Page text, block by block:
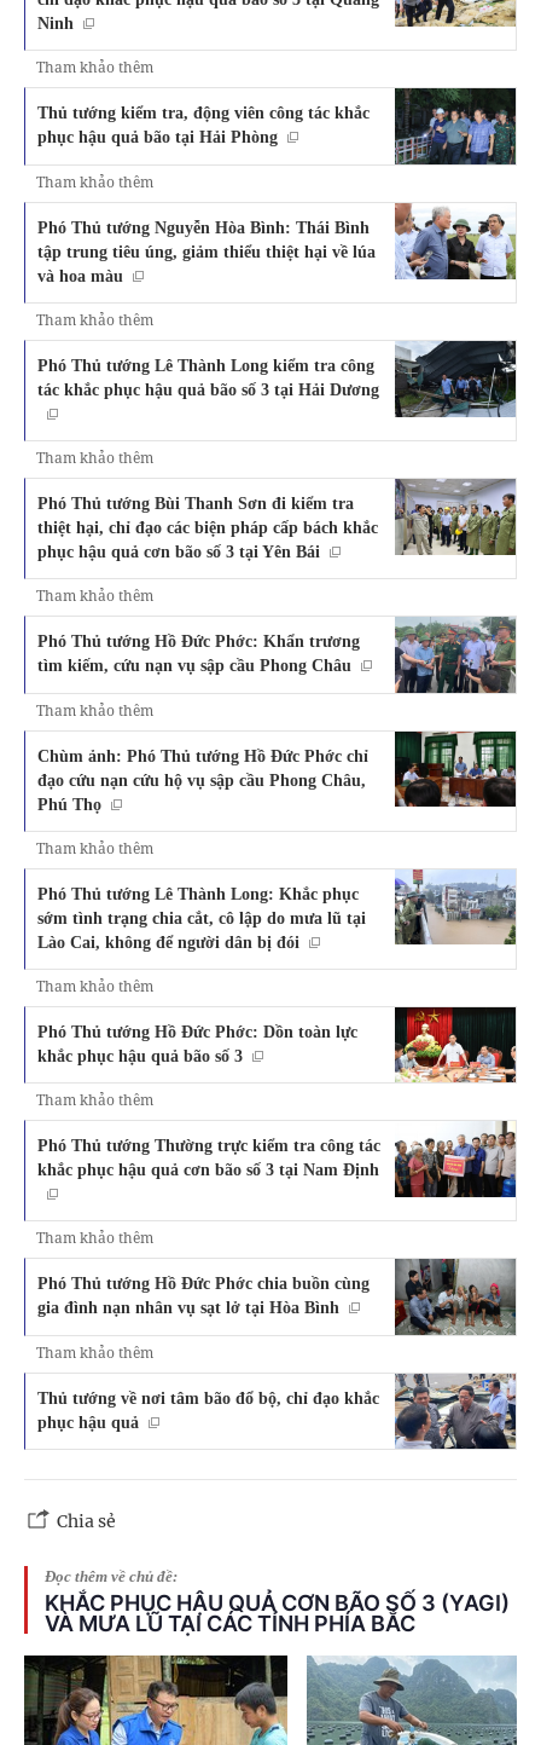
Ninh
Tham khảo thêm
Thủ tướng kiểm tra, động viên công tác khắc
phục hậu quả bão tại Hải Phòng
Tham khảo thêm
Phó Thủ tướng Nguyễn Hòa Bình: Thái Bình
tập trung tiêu úng, giảm thiểu thiệt hại về lúa
và hoa màu
Tham khảo thêm
Phó Thủ tướng Lê Thành Long kiểm tra công
tác khắc phục hậu quả bão số 3 tại Hải Dương
Tham khảo thêm
Phó Thủ tướng Bùi Thanh Sơn đi kiểm tra
thiệt hại, chỉ đạo các biện pháp cấp bách khắc
phục hậu quả cơn bão số 3 tại Yên Bái
Tham khảo thêm
Phó Thủ tướng Hồ Đức Phớc: Khẩn trương
tìm kiếm, cứu nạn vụ sập cầu Phong Châu
Tham khảo thêm
Chùm ảnh: Phó Thủ tướng Hồ Đức Phớc chỉ
đạo cứu nạn cứu hộ vụ sập cầu Phong Châu,
Phú Thọ
Tham khảo thêm
Phó Thủ tướng Lê Thành Long: Khắc phục
sớm tình trạng chia cắt, cô lập do mưa lũ tại
Lào Cai, không để người dân bị đói
Tham khảo thêm
Phó Thủ tướng Hồ Đức Phớc: Dồn toàn lực
khắc phục hậu quả bão số 3
Tham khảo thêm
Phó Thủ tướng Thường trực kiểm tra công tác
khắc phục hậu quả cơn bão số 3 tại Nam Định
Tham khảo thêm
Phó Thủ tướng Hồ Đức Phớc chia buồn cùng
gia đình nạn nhân vụ sạt lở tại Hòa Bình
Tham khảo thêm
Thủ tướng về nơi tâm bão đổ bộ, chỉ đạo khắc
phục hậu quả
Chia sẻ
Đọc thêm về chủ đề:
KHẮC PHỤC HẬU QUẢ CƠN BÃO SỐ 3 (YAGI)
VÀ MƯA LŨ TẠI CÁC TỈNH PHÍA BẮC